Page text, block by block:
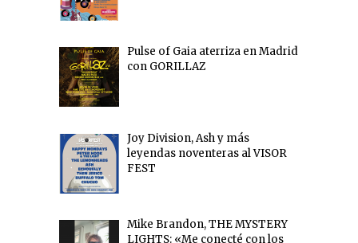
Pulse of Gaia aterriza en Madrid
con GORILLAZ
Joy Division, Ash y más
leyendas noventeras al VISOR
FEST
Mike Brandon, THE MYSTERY
LIGHTS: «Me conecté con los